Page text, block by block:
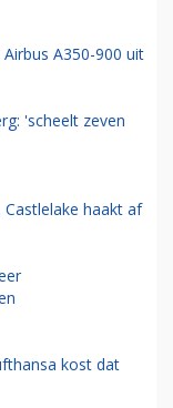
A350-900 uit
'scheelt zeven
haakt af
kost dat